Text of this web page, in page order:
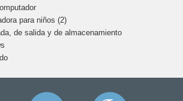
para niños (2)
de salida y de almacenamiento